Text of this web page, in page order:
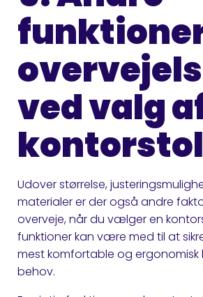
ved valg
kontorstol
Udover størrelse,
materialer er der også andre
overveje, når du vælger en
funktioner kan være med til at
mest komfortable og ergonomisk
behov.